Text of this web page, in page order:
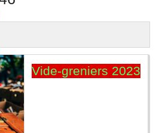
Vide-greniers 2023